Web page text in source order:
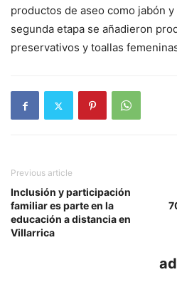
productos de aseo como jabón
segunda etapa se añadieron
preservativos y toallas
Previous article
Inclusión y participación
familiar es parte en la
educación a distancia en
Villarrica